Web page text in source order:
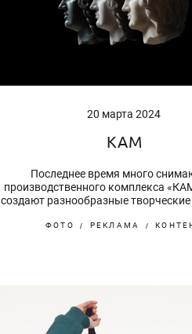
20 марта 2024
КАМ
Последнее время много
производственного комплекса
создают разнообразные
ФОТО РЕКЛАМА